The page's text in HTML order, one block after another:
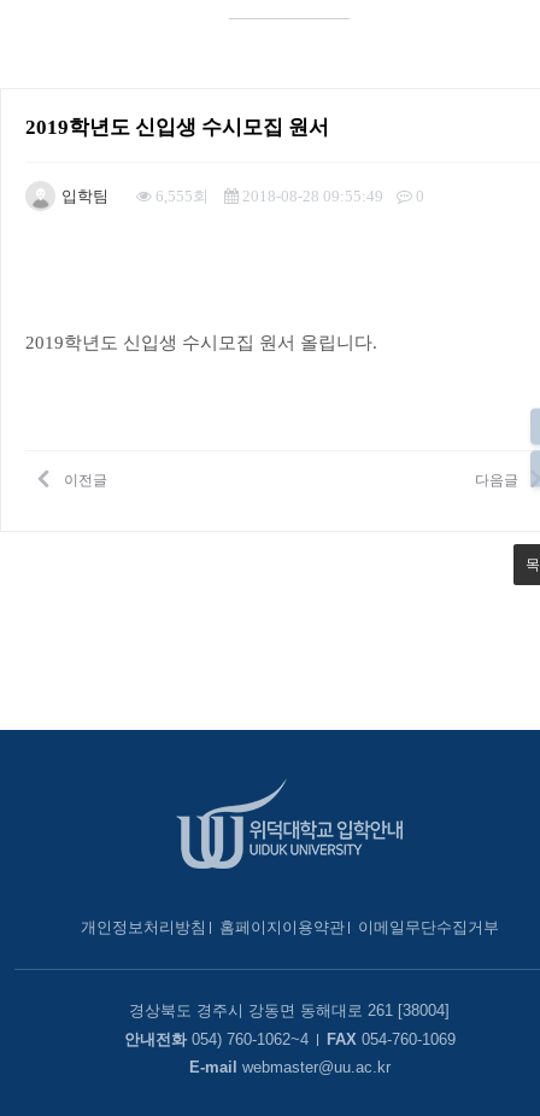
2019학년도 신입생 수시모집 원서
입학팀 6,555회 2018-08-28 09:55:49 0
2019학년도 신입생 수시모집 원서 올립니다.
이전글 다음글
개인정보처리방침 홈페이지이용약관 이메일무단수집거부
경상북도 경주시 강동면 동해대로 261 [38004]
안내전화054) 760-1062~4 FAX 054-760-1069
E-mail webmaster@uu.ac.kr